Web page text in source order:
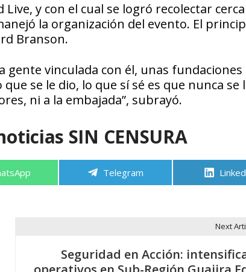
y con el cual se logró recolectar
la organización del evento. El
Branson.
gente vinculada con él, unas fundaciones
se le dio, lo que sí sé es que nunca se
ni a la embajada”, subrayó.
SIN CENSURA
Compartir
Telegram
Next
Seguridad en Acción: